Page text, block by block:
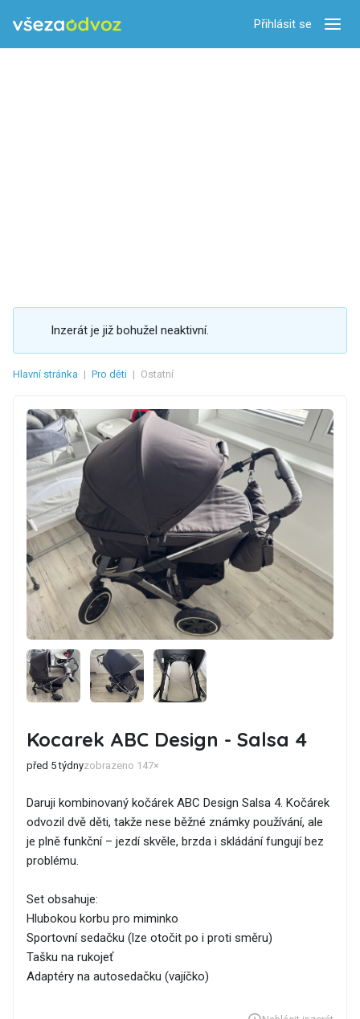
Přihlásit se
Inzerát je již bohužel neaktivní.
Hlavní stránka | Pro děti | Ostatní
Kocarek ABC Design - Salsa 4
před 5 týdnyzobrazeno 147×
Daruji kombinovaný kočárek ABC Design Salsa 4. Kočárek
odvozil dvě děti, takže nese běžné známky používání, ale
je plně funkční – jezdí skvěle, brzda i skládání fungují bez
problému.
Set obsahuje:
Hlubokou korbu pro miminko
Sportovní sedačku (lze otočit po i proti směru)
Tašku na rukojeť
Adaptéry na autosedačku (vajíčko)